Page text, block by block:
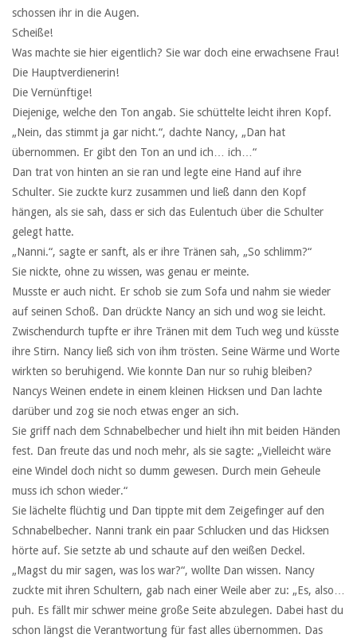
schossen ihr in die Augen.
Scheiße!
Was machte sie hier eigentlich? Sie war doch eine erwachsene Frau!
Die Hauptverdienerin!
Die Vernünftige!
Diejenige, welche den Ton angab. Sie schüttelte leicht ihren Kopf.
„Nein, das stimmt ja gar nicht.“, dachte Nancy, „Dan hat
übernommen. Er gibt den Ton an und ich… ich…“
Dan trat von hinten an sie ran und legte eine Hand auf ihre
Schulter. Sie zuckte kurz zusammen und ließ dann den Kopf
hängen, als sie sah, dass er sich das Eulentuch über die Schulter
gelegt hatte.
„Nanni.“, sagte er sanft, als er ihre Tränen sah, „So schlimm?“
Sie nickte, ohne zu wissen, was genau er meinte.
Musste er auch nicht. Er schob sie zum Sofa und nahm sie wieder
auf seinen Schoß. Dan drückte Nancy an sich und wog sie leicht.
Zwischendurch tupfte er ihre Tränen mit dem Tuch weg und küsste
ihre Stirn. Nancy ließ sich von ihm trösten. Seine Wärme und Worte
wirkten so beruhigend. Wie konnte Dan nur so ruhig bleiben?
Nancys Weinen endete in einem kleinen Hicksen und Dan lachte
darüber und zog sie noch etwas enger an sich.
Sie griff nach dem Schnabelbecher und hielt ihn mit beiden Händen
fest. Dan freute das und noch mehr, als sie sagte: „Vielleicht wäre
eine Windel doch nicht so dumm gewesen. Durch mein Geheule
muss ich schon wieder.“
Sie lächelte flüchtig und Dan tippte mit dem Zeigefinger auf den
Schnabelbecher. Nanni trank ein paar Schlucken und das Hicksen
hörte auf. Sie setzte ab und schaute auf den weißen Deckel.
„Magst du mir sagen, was los war?“, wollte Dan wissen. Nancy
zuckte mit ihren Schultern, gab nach einer Weile aber zu: „Es, also…
puh. Es fällt mir schwer meine große Seite abzulegen. Dabei hast du
schon längst die Verantwortung für fast alles übernommen. Das